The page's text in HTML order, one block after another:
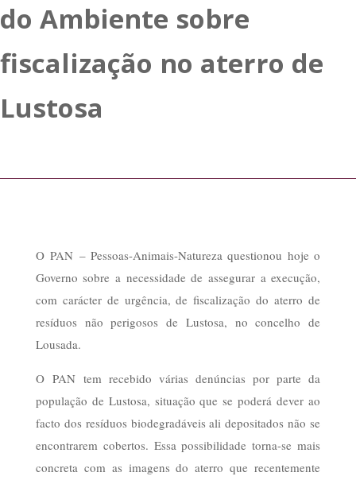
do Ambiente sobre
fiscalização no aterro de
Lustosa
O PAN – Pessoas-Animais-Natureza questionou hoje o
Governo sobre a necessidade de assegurar a execução,
com carácter de urgência, de fiscalização do aterro de
resíduos não perigosos de Lustosa, no concelho de
Lousada.
O PAN tem recebido várias denúncias por parte da
população de Lustosa, situação que se poderá dever ao
facto dos resíduos biodegradáveis ali depositados não se
encontrarem cobertos. Essa possibilidade torna-se mais
concreta com as imagens do aterro que recentemente